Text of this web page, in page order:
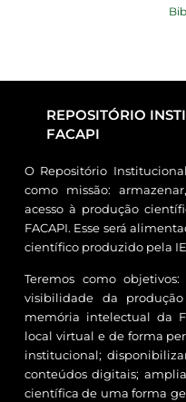
REPOSITÓRIO
FACAPI
O Repositório
como missão:
acesso à produção
FACAPI. Esse será
científico produzido pela
Teremos como
visibilidade da
memória intelectual da
local virtual e de forma
institucional;
conteúdos digitais;
científica de uma forma